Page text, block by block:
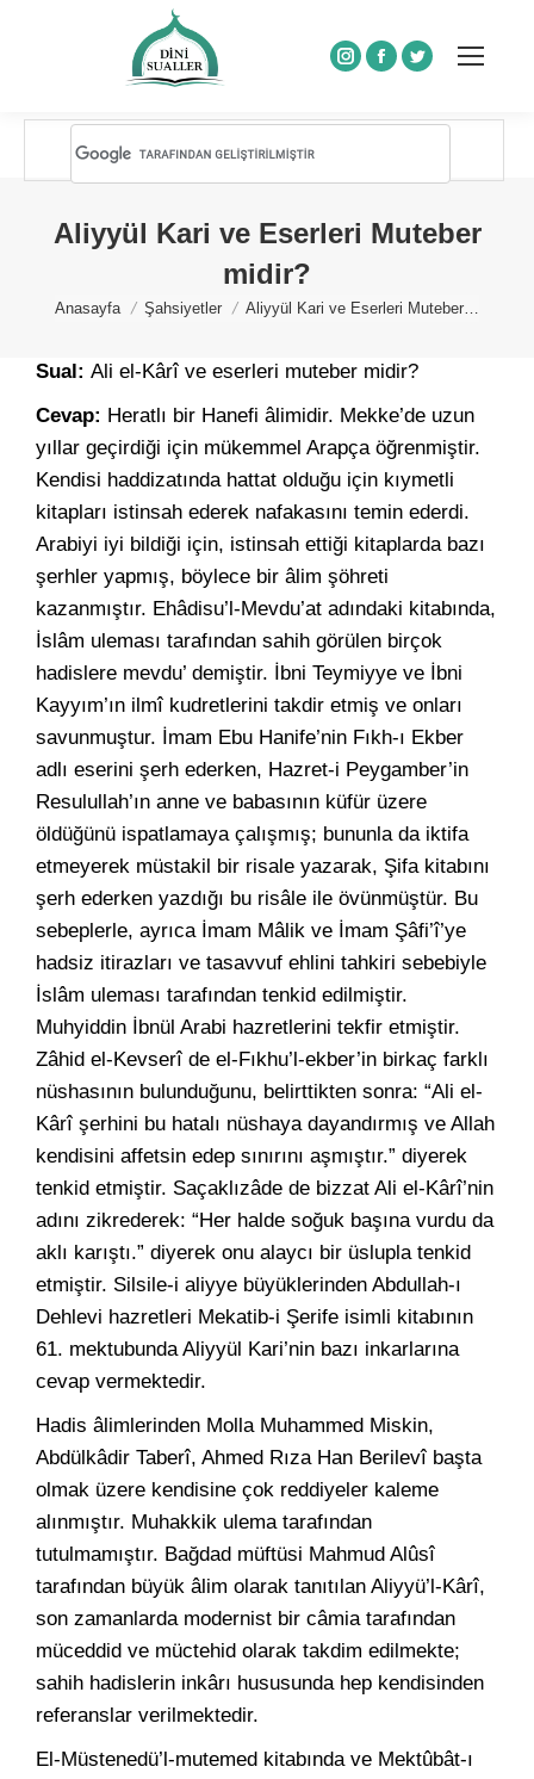
Instagram
Facebook
Twitter
Aliyyül Kari ve Eserleri Muteber
midir?
You are here:
Anasayfa Şahsiyetler Aliyyül Kari ve Eserleri Muteber…
Sual: Ali el-Kârî ve eserleri muteber midir?
Cevap: Heratlı bir Hanefi âlimidir. Mekke’de uzun
yıllar geçirdiği için mükemmel Arapça öğrenmiştir.
Kendisi haddizatında hattat olduğu için kıymetli
kitapları istinsah ederek nafakasını temin ederdi.
Arabiyi iyi bildiği için, istinsah ettiği kitaplarda bazı
şerhler yapmış, böylece bir âlim şöhreti
kazanmıştır. Ehâdisu’l-Mevdu’at adındaki kitabında,
İslâm uleması tarafından sahih görülen birçok
hadislere mevdu’ demiştir. İbni Teymiyye ve İbni
Kayyım’ın ilmî kudretlerini takdir etmiş ve onları
savunmuştur. İmam Ebu Hanife’nin Fıkh-ı Ekber
adlı eserini şerh ederken, Hazret-i Peygamber’in
Resulullah’ın anne ve babasının küfür üzere
öldüğünü ispatlamaya çalışmış; bununla da iktifa
etmeyerek müstakil bir risale yazarak, Şifa kitabını
şerh ederken yazdığı bu risâle ile övünmüştür. Bu
sebeplerle, ayrıca İmam Mâlik ve İmam Şâfi’î’ye
hadsiz itirazları ve tasavvuf ehlini tahkiri sebebiyle
İslâm uleması tarafından tenkid edilmiştir.
Muhyiddin İbnül Arabi hazretlerini tekfir etmiştir.
Zâhid el-Kevserî de el-Fıkhu’l-ekber’in birkaç farklı
nüshasının bulunduğunu, belirttikten sonra: “Ali el-
Kârî şerhini bu hatalı nüshaya dayandırmış ve Allah
kendisini affetsin edep sınırını aşmıştır.” diyerek
tenkid etmiştir. Saçaklızâde de bizzat Ali el-Kârî’nin
adını zikrederek: “Her halde soğuk başına vurdu da
aklı karıştı.” diyerek onu alaycı bir üslupla tenkid
etmiştir. Silsile-i aliyye büyüklerinden Abdullah-ı
Dehlevi hazretleri Mekatib-i Şerife isimli kitabının
61. mektubunda Aliyyül Kari’nin bazı inkarlarına
cevap vermektedir.
Hadis âlimlerinden Molla Muhammed Miskin,
Abdülkâdir Taberî, Ahmed Rıza Han Berilevî başta
olmak üzere kendisine çok reddiyeler kaleme
alınmıştır. Muhakkik ulema tarafından
tutulmamıştır. Bağdad müftüsi Mahmud Alûsî
tarafından büyük âlim olarak tanıtılan Aliyyü’l-Kârî,
son zamanlarda modernist bir câmia tarafından
müceddid ve müctehid olarak takdim edilmekte;
sahih hadislerin inkârı hususunda hep kendisinden
referanslar verilmektedir.
El-Müstenedü’l-mutemed kitabında ve Mektûbât-ı